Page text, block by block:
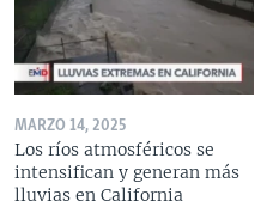
MARZO 14, 2025
Los ríos atmosféricos se
intensifican y generan más
lluvias en California